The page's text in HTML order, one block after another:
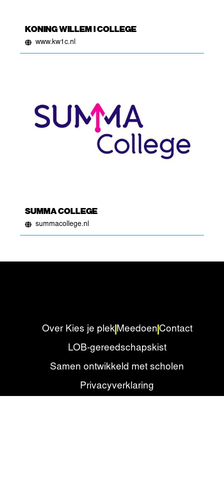
KONING WILLEM I COLLEGE
www.kw1c.nl
SUMMA COLLEGE
summacollege.nl
Over Kies je plek Meedoen Contact
LOB-gereedschapskist
Samen ontwikkeld met scholen
Privacyverklaring